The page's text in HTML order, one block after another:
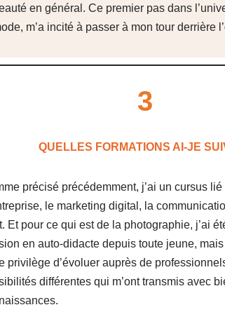
en général. Ce premier pas dans
m’a incité à passer à mon tour derrière
3
QUELLES FORMATIONS AI-JE
précisé précédemment, j’ai un cursus
le marketing digital, la
Et pour ce qui est de la photographie, j’ai
en auto-didacte depuis toute jeune, mais
privilège d’évoluer auprès de
différentes qui m’ont transmis avec